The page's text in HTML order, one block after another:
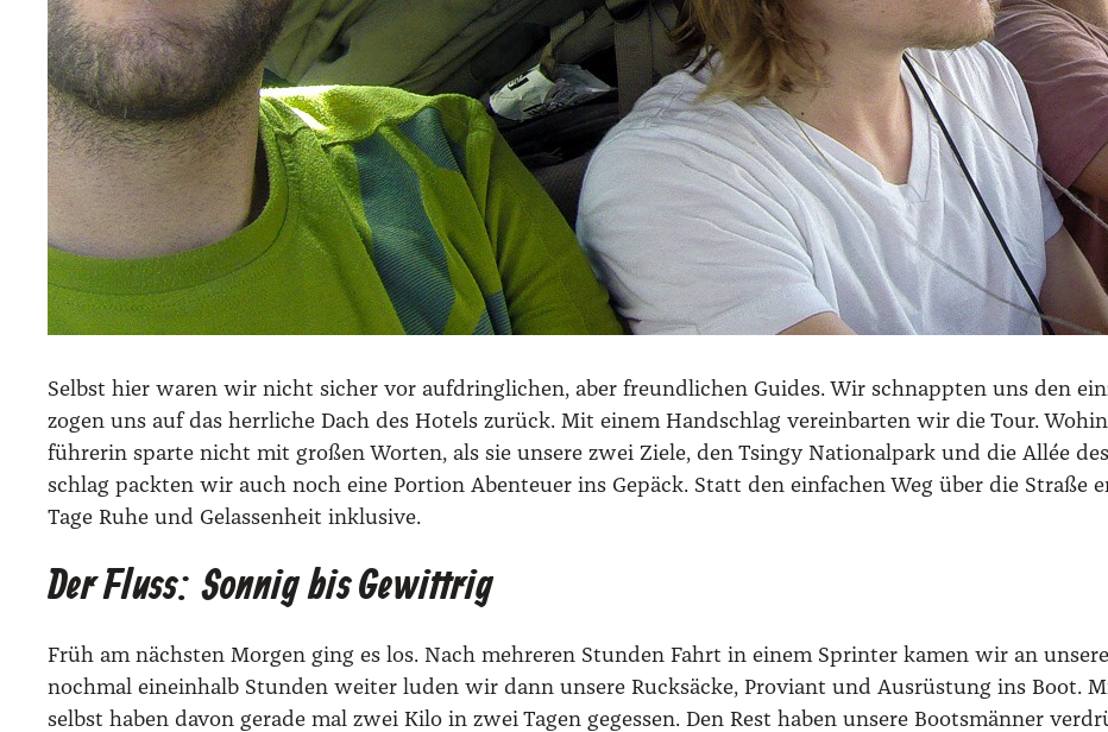
Selbst hier waren wir nicht sicher vor auf­dring­li­chen, aber freund­li­chen Gui­des. Wir schnapp­ten uns den
zogen uns auf das herr­li­che Dach des Hotels zurück. Mit einem Hand­schlag ver­ein­bar­ten wir die Tour.
füh­re­rin spar­te nicht mit gro­ßen Wor­ten, als sie unse­re zwei Zie­le, den Tsin­gy Natio­nal­park und die Allée
schlag pack­ten wir auch noch eine Por­ti­on Aben­teu­er ins Gepäck. Statt den ein­fa­chen Weg über die Stra­ße
Tage Ruhe und Gelas­sen­heit inklu­si­ve.
Der Fluss: Sonnig bis Gewittrig
Früh am nächs­ten Mor­gen ging es los. Nach meh­re­ren Stun­den Fahrt in einem Sprin­ter kamen wir an
noch­mal ein­ein­halb Stun­den wei­ter luden wir dann unse­re Ruck­sä­cke, Pro­vi­ant und Aus­rüs­tung ins Boot.
selbst haben davon gera­de mal zwei Kilo in zwei Tagen geges­sen. Den Rest haben unse­re Boots­män­ner